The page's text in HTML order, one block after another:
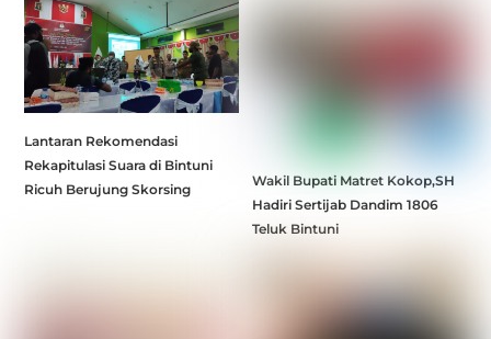
Lantaran Rekomendasi
Rekapitulasi Suara di Bintuni
Ricuh Berujung Skorsing
Wakil Bupati Matret Kokop,SH
Hadiri Sertijab Dandim 1806
Teluk Bintuni